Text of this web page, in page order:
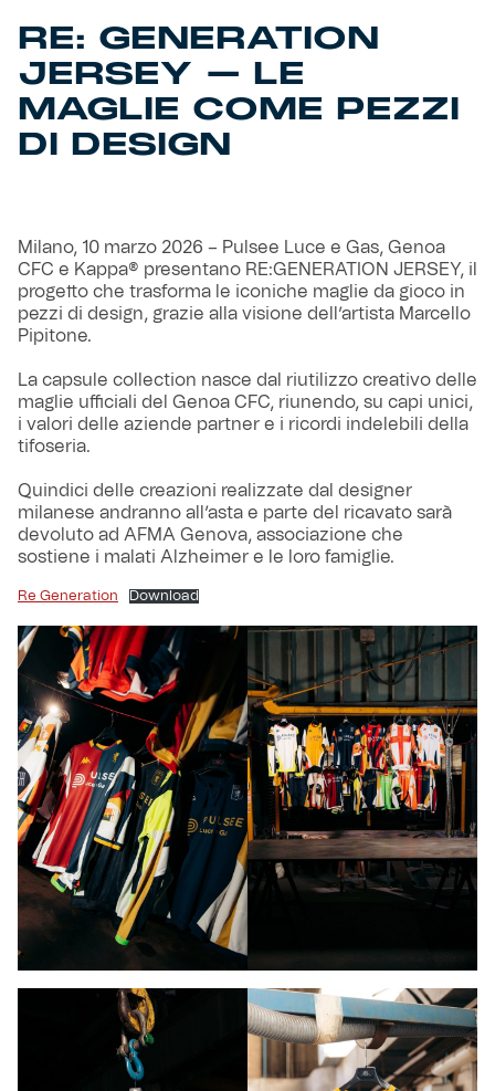
RE: GENERATION
JERSEY – LE
MAGLIE COME PEZZI
DI DESIGN
Milano, 10 marzo 2026 – Pulsee Luce e Gas, Genoa
CFC e Kappa® presentano RE:GENERATION JERSEY, il
progetto che trasforma le iconiche maglie da gioco in
pezzi di design, grazie alla visione dell’artista Marcello
Pipitone.
La capsule collection nasce dal riutilizzo creativo delle
maglie ufficiali del Genoa CFC, riunendo, su capi unici,
i valori delle aziende partner e i ricordi indelebili della
tifoseria.
Quindici delle creazioni realizzate dal designer
milanese andranno all’asta e parte del ricavato sarà
devoluto ad AFMA Genova, associazione che
sostiene i malati Alzheimer e le loro famiglie.
Re Generation Download